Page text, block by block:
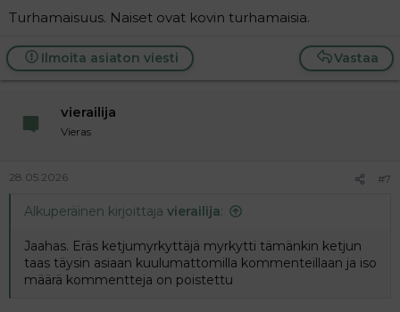
Turhamaisuus. Naiset ovat kovin turhamaisia.
Vastaa
Ilmoita asiaton viesti
vierailija
Vieras
28.05.2026 #7
Alkuperäinen kirjoittaja vierailija:
Jaahas. Eräs ketjumyrkyttäjä myrkytti tämänkin ketjun
taas täysin asiaan kuulumattomilla kommenteillaan ja iso
määrä kommentteja on poistettu